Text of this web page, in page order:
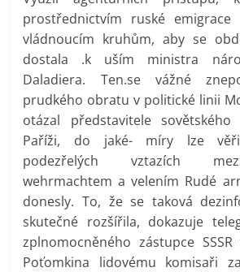
prostřednictvím ruské emigrace
vládnoucím kruhům, aby se
dostala .k uším ministra
Daladiera. Ten.se vážné
prudkého obratu v politické linii
otázal představitele sovětského
Paříži, do jaké- míry lze
podezřelých vztazích
wehrmachtem a velením Rudé
donesly. To, že se taková
skutečné rozšířila, dokazuje
zplnomocněného zástupce
Poťomkina lidovému komisaři